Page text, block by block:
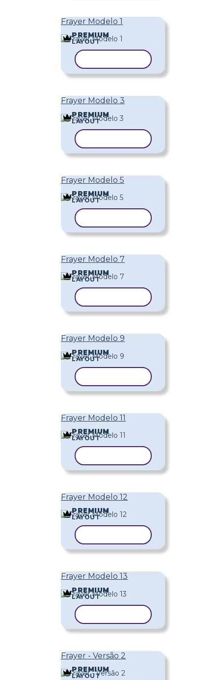
Frayer Modelo 1
PREMIUM
LAYOUT
Frayer Modelo 3
PREMIUM
LAYOUT
Frayer Modelo 5
PREMIUM
LAYOUT
Frayer Modelo 7
PREMIUM
LAYOUT
Frayer Modelo 9
PREMIUM
LAYOUT
Frayer Modelo 11
PREMIUM
LAYOUT
Frayer Modelo 12
PREMIUM
LAYOUT
Frayer Modelo 13
PREMIUM
LAYOUT
Frayer - Versão 2
PREMIUM
LAYOUT